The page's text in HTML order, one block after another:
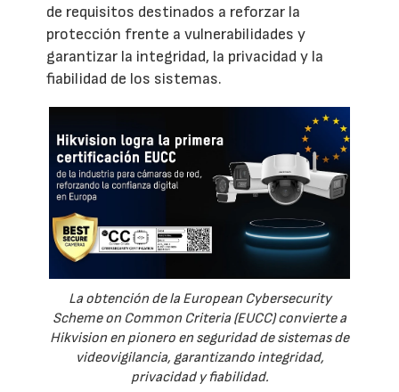
de requisitos destinados a reforzar la
protección frente a vulnerabilidades y
garantizar la integridad, la privacidad y la
fiabilidad de los sistemas.
La obtención de la European Cybersecurity
Scheme on Common Criteria (EUCC) convierte a
Hikvision en pionero en seguridad de sistemas de
videovigilancia, garantizando integridad,
privacidad y fiabilidad.